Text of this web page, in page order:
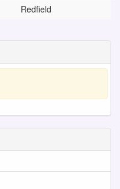
Redfield